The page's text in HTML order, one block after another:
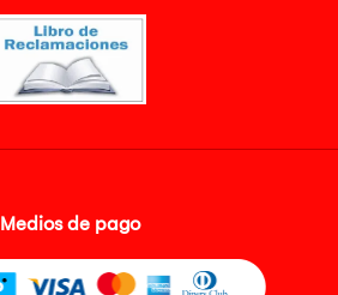
Medios de pago